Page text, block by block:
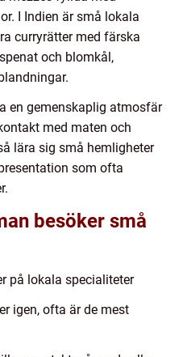
I Indien är små lokala
curryrätter med färska
och blomkål,
en gemenskaplig atmosfär
med maten och
lära sig små hemligheter
som ofta
besöker små
på lokala specialiteter
igen, ofta är de mest